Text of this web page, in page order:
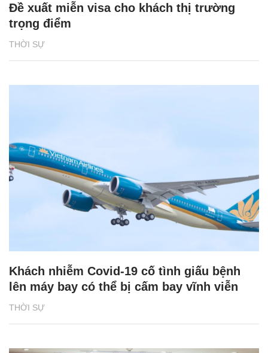
THỜI SỰ
Đề xuất miễn visa cho khách thị trường
trọng điểm
THỜI SỰ
Khách nhiễm Covid-19 cố tình giấu bệnh
lên máy bay có thể bị cấm bay vĩnh viễn